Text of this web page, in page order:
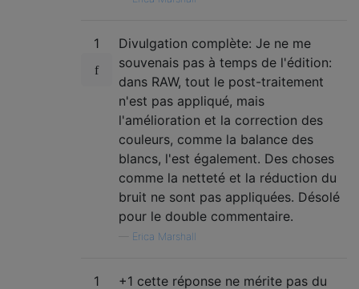
1
Divulgation complète: Je ne me
souvenais pas à temps de l'édition:
dans RAW, tout le post-traitement
n'est pas appliqué, mais
l'amélioration et la correction des
couleurs, comme la balance des
blancs, l'est également. Des choses
comme la netteté et la réduction du
bruit ne sont pas appliquées. Désolé
pour le double commentaire.
Erica Marshall
1
+1 cette réponse ne mérite pas du